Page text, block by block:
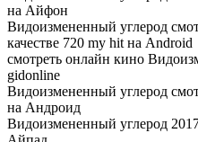
на Айфон
Видоизмененный углерод
качестве 720 my hit на Android
смотреть онлайн кино
gidonline
Видоизмененный углерод
на Андроид
Видоизмененный углерод